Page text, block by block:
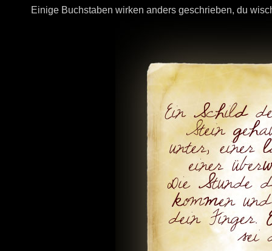
Einige Buchstaben wirken anders geschrieben, du